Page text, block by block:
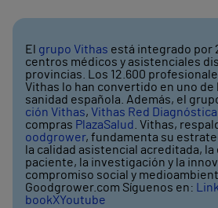
El grupo Vithas está integrado por
centros médicos y asistenciales
provincias. Los 12.600
Vithas lo han convertido en uno de
sanidad española. Además, el
ción Vithas, Vithas Red Diagnóstica
compras PlazaSalud . Vithas,
oodgrower, fundamenta su
la calidad asistencial acreditada,
paciente, la investigación y la
compromiso social y
Goodgrower.com Síguenos en:
bookXYoutube